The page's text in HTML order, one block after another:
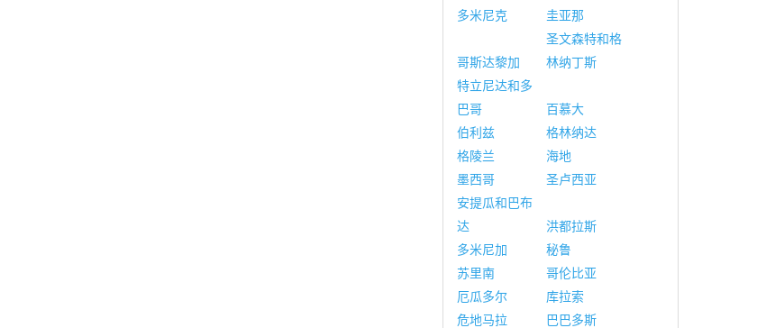
多米尼克
圭亚那
哥斯达黎加
圣文森特和格
林纳丁斯
特立尼达和多
巴哥
百慕大
伯利兹
格林纳达
格陵兰
海地
墨西哥
圣卢西亚
安提瓜和巴布
达
洪都拉斯
多米尼加
秘鲁
苏里南
哥伦比亚
厄瓜多尔
库拉索
危地马拉
巴巴多斯